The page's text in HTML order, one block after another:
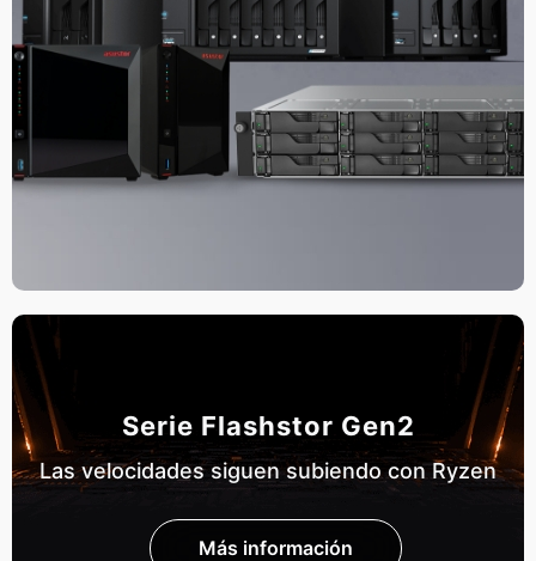
Serie Flashstor Gen2
Las velocidades siguen subiendo con Ryzen
Más información